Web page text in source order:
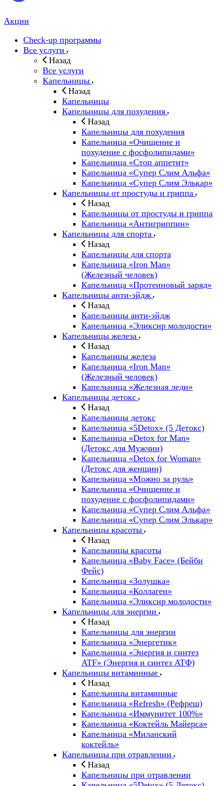
Акции
Check-up программы
Все услуги
Назад
Все услуги
Капельницы
Назад
Капельницы
Капельницы для похудения
Назад
Капельницы для похудения
Капельница «Очищение и
похудение с фосфолипидами»
Капельница «Стоп аппетит»
Капельница «Супер Слим Альфа»
Капельница «Супер Слим Элькар»
Капельницы от простуды и гриппа
Назад
Капельницы от простуды и гриппа
Капельница «Антигриппин»
Капельницы для спорта
Назад
Капельницы для спорта
Капельница «Iron Man»
(Железный человек)
Капельница «Протеиновый заряд»
Капельницы анти-эйдж
Назад
Капельницы анти-эйдж
Капельница «Эликсир молодости»
Капельницы железа
Назад
Капельницы железа
Капельница «Iron Man»
(Железный человек)
Капельница «Железная леди»
Капельницы детокс
Назад
Капельницы детокс
Капельница «5Detox» (5 Детокс)
Капельница «Detox for Man»
(Детокс для Мужчин)
Капельница «Detox for Woman»
(Детокс для женщин)
Капельница «Можно за руль»
Капельница «Очищение и
похудение с фосфолипидами»
Капельница «Супер Слим Альфа»
Капельница «Супер Слим Элькар»
Капельницы красоты
Назад
Капельницы красоты
Капельница «Baby Face» (Бейби
Фейс)
Капельница «Золушка»
Капельница «Коллаген»
Капельница «Эликсир молодости»
Капельницы для энергии
Назад
Капельницы для энергии
Капельница «Энергетик»
Капельница «Энергия и синтез
ATF» (Энергия и синтез АТФ)
Капельницы витаминные
Назад
Капельницы витаминные
Капельница «Refresh» (Рефреш)
Капельница «Иммунитет 100%»
Капельница «Коктейль Майерса»
Капельница «Миланский
коктейль»
Капельницы при отравлении
Назад
Капельницы при отравлении